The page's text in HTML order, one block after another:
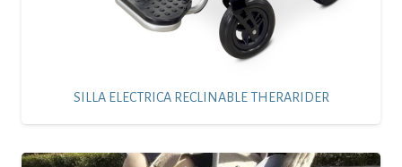
SILLA ELECTRICA RECLINABLE THERARIDER